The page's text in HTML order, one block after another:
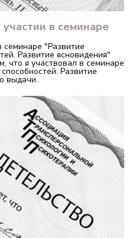
в семинаре
семинаре "Развитие
Развитие ясновидения"
что я участвовал в семинаре
Развитие
выдачи..